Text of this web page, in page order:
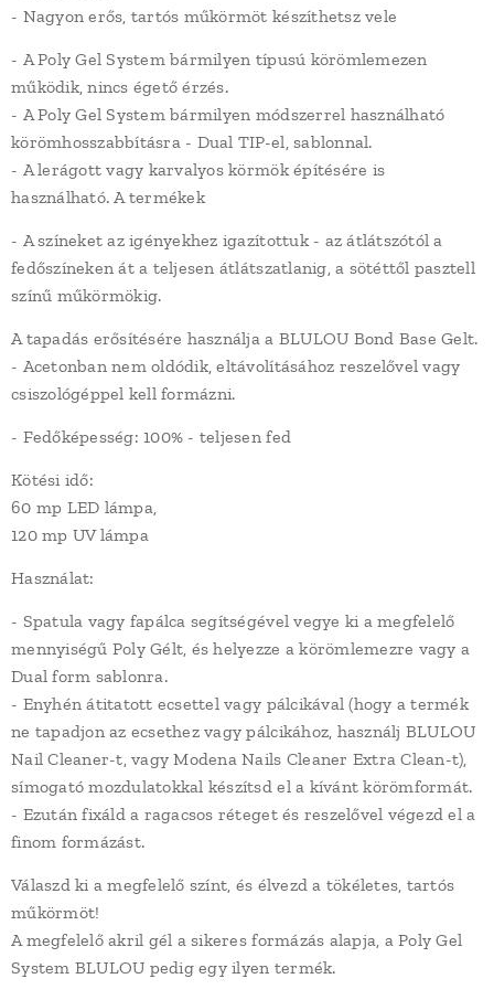
- Nagyon erős, tartós műkörmöt készíthetsz vele
- A Poly Gel System bármilyen típusú körömlemezen
működik, nincs égető érzés.
- A Poly Gel System bármilyen módszerrel használható
körömhosszabbításra - Dual TIP-el, sablonnal.
- A lerágott vagy karvalyos körmök építésére is
használható. A termékek
- A színeket az igényekhez igazítottuk - az átlátszótól a
fedőszíneken át a teljesen átlátszatlanig, a sötéttől pasztell
színű műkörmökig.
A tapadás erősítésére használja a BLULOU Bond Base Gelt.
- Acetonban nem oldódik, eltávolításához reszelővel vagy
csiszológéppel kell formázni.
- Fedőképesség: 100% - teljesen fed
Kötési idő:
60 mp LED lámpa,
120 mp UV lámpa
Használat:
- Spatula vagy fapálca segítségével vegye ki a megfelelő
mennyiségű Poly Gélt, és helyezze a körömlemezre vagy a
Dual form sablonra.
- Enyhén átitatott ecsettel vagy pálcikával (hogy a termék
ne tapadjon az ecsethez vagy pálcikához, használj BLULOU
Nail Cleaner-t, vagy Modena Nails Cleaner Extra Clean-t),
símogató mozdulatokkal készítsd el a kívánt körömformát.
- Ezután fixáld a ragacsos réteget és reszelővel végezd el a
finom formázást.
Válaszd ki a megfelelő színt, és élvezd a tökéletes, tartós
műkörmöt!
A megfelelő akril gél a sikeres formázás alapja, a Poly Gel
System BLULOU pedig egy ilyen termék.